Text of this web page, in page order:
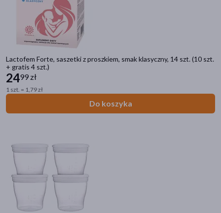
Lactofem Forte, saszetki z proszkiem, smak klasyczny, 14 szt. (10 szt.
+ gratis 4 szt.)
2499 zł
1 szt. = 1,79 zł
Do koszyka
na noc(88)
Rodzaj włosów
normalne
Rodzaj skóry
dowolna(4)
pękająca(2)
wrażliwa
Smak
neutralny
czekoladowy